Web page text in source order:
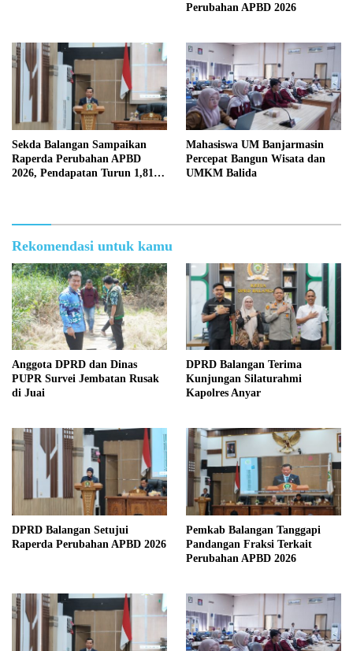
Perubahan APBD 2026
Sekda Balangan Sampaikan
Raperda Perubahan APBD
2026, Pendapatan Turun 1,81
Mahasiswa UM Banjarmasin
Percepat Bangun Wisata dan
UMKM Balida
Rekomendasi untuk kamu
Anggota DPRD dan Dinas
PUPR Survei Jembatan Rusak
di Juai
DPRD Balangan Terima
Kunjungan Silaturahmi
Kapolres Anyar
DPRD Balangan Setujui
Raperda Perubahan APBD 2026
Pemkab Balangan Tanggapi
Pandangan Fraksi Terkait
Perubahan APBD 2026